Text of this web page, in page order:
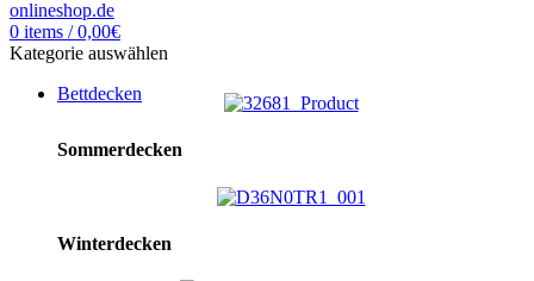
0 items / 0,00€
Kategorie auswählen
Bettdecken
Sommerdecken
Winterdecken